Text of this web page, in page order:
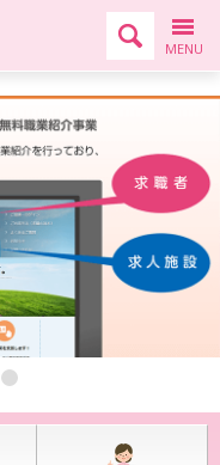
検索エ
メ
MENU